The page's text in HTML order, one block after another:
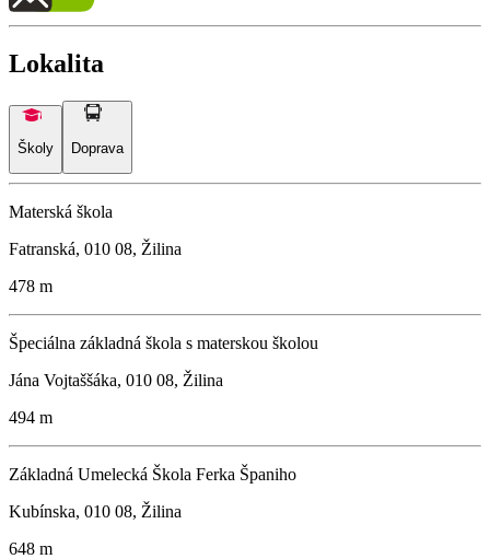
Lokalita
Školy Doprava
Materská škola
Fatranská, 010 08, Žilina
478 m
Špeciálna základná škola s materskou školou
Jána Vojtaššáka, 010 08, Žilina
494 m
Základná Umelecká Škola Ferka Španiho
Kubínska, 010 08, Žilina
648 m